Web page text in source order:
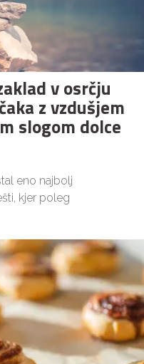
v osrčju
z vzdušjem
slogom dolce
eno najbolj
kjer poleg